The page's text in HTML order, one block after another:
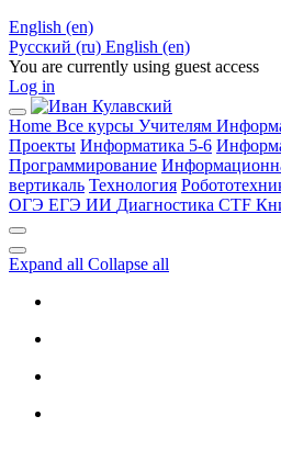
English ‎(en)‎
Русский ‎(ru)‎ English ‎(en)‎
You are currently using guest access
Log in
Home Все курсы Учителям
Проекты Информатика 5-6
Программирование
вертикаль Технология
ОГЭ ЕГЭ ИИ Диагностика CTF
Expand all Collapse all